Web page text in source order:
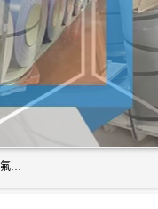
上海轩本实业有限公司主营产品：宝钢彩钢板、宝钢彩钢卷、宝钢彩涂板、宝钢彩涂卷、宝钢高耐候彩钢板，宝钢氟碳彩钢板。是一家集钢铁贸易，物流、加工为一体的产业全配套公司。